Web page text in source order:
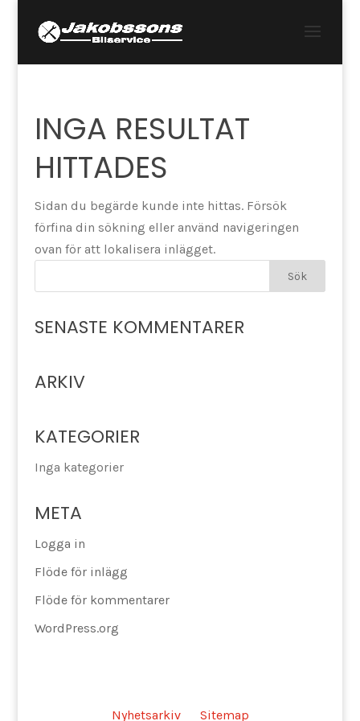
INGA RESULTAT
HITTADES
Sidan du begärde kunde inte hittas. Försök
förfina din sökning eller använd navigeringen
ovan för att lokalisera inlägget.
SENASTE KOMMENTARER
ARKIV
KATEGORIER
Inga kategorier
META
Logga in
Flöde för inlägg
Flöde för kommentarer
WordPress.org
Nyhetsarkiv Sitemap